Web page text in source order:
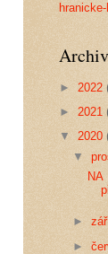
► 2022
► 2021
▼ 2020
▼
►
►